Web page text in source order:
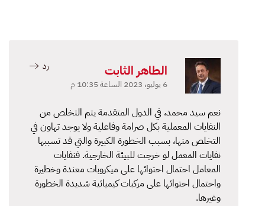
الطاهر الثابت
6 يوليو، 2023 الساعة 10:35 م
رد
نعم سيد محمد، في الدول المتقدمة يتم التخلص من
النفايات المعملية بكل صرامة وفاعلية ولا يوجد تهاون في
التخلص منها، بسبب الخطورة الكبيرة والتي قد تسببها
نفايات المعمل لو خرجت للبيئة الخارجية. فنفايات
المعامل احتمال احتوائها على ميكروبات معندة وخطيرة
واحتمال احتوائها على مركبات كيميائية شديدة الخطورة
وغيرها.